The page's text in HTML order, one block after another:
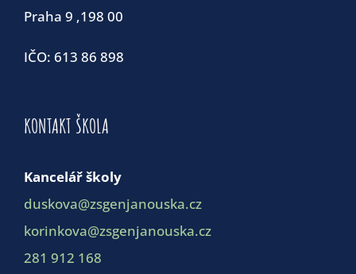
Praha 9 ,198 00
IČO: 613 86 898
KONTAKT ŠKOLA
Kancelář školy
duskova@zsgenjanouska.cz
korinkova@zsgenjanouska.cz
281 912 168